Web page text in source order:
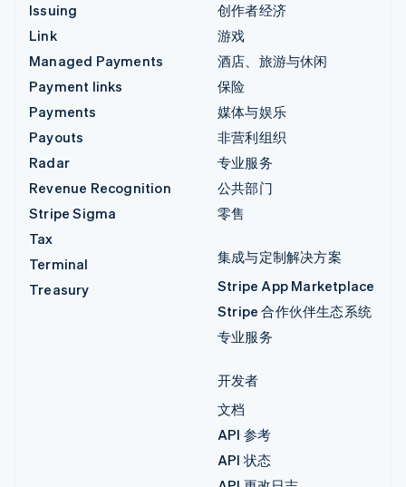
Issuing
Link
Managed Payments
Payment links
Payments
Payouts
Radar
Revenue Recognition
Stripe Sigma
Tax
Terminal
Treasury
创作者经济
游戏
酒店、旅游与休闲
保险
媒体与娱乐
非营利组织
专业服务
公共部门
零售
集成与定制解决方案
Stripe App Marketplace
Stripe 合作伙伴生态系统
专业服务
开发者
文档
API 参考
API 状态